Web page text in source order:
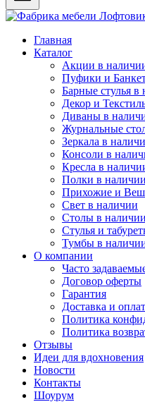
Главная
Каталог
Акции в
Пуфики и
Барные стулья в
Декор и
Диваны в
Журнальные
Зеркала в
Консоли в
Кресла в
Полки в наличии
Прихожие и
Свет в наличии
Столы в наличии
Стулья и
Тумбы в
О компании
Часто
Договор оферты
Гарантия
Доставка и
Политика
Политика
Отзывы
Идеи для вдохновения
Новости
Контакты
Шоурум